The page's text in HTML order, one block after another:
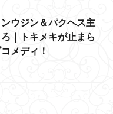
ウジン＆パクヘス主
｜トキメキが止まら
メディ！